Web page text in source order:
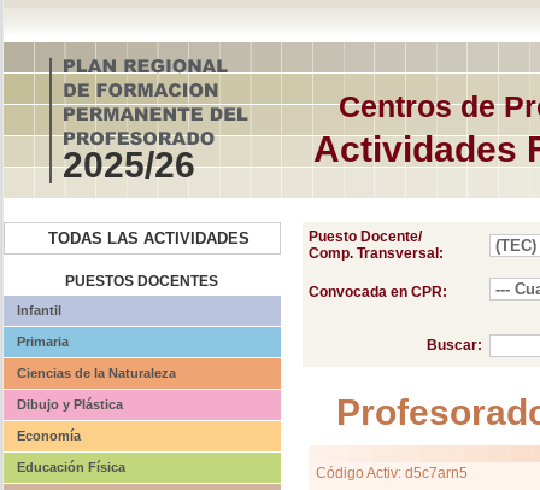
Centros de
Actividades
2025/26
TODAS LAS ACTIVIDADES
PUESTOS DOCENTES
Infantil
Primaria
Ciencias de la Naturaleza
Dibujo y Plástica
Economía
Educación Física
Puesto Docente/
Comp. Transversal:
Convocada en CPR:
Buscar:
Código Activ: d5c7arn5